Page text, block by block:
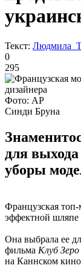
Текст: Людмила
0
295
Фото: АР
Синди Бруна
для
уборы
Французская
эффектной шляпе
Она выбрала ее
фильма Клуб Зеро
на Каннском